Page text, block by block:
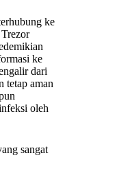
ke
ke
dari
tetap aman
oleh
sangat